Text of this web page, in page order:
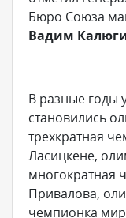
Бюро Союза
Вадим
В разные годы
становились
трехкратная
Ласицкене,
многократная
Привалова,
чемпионка